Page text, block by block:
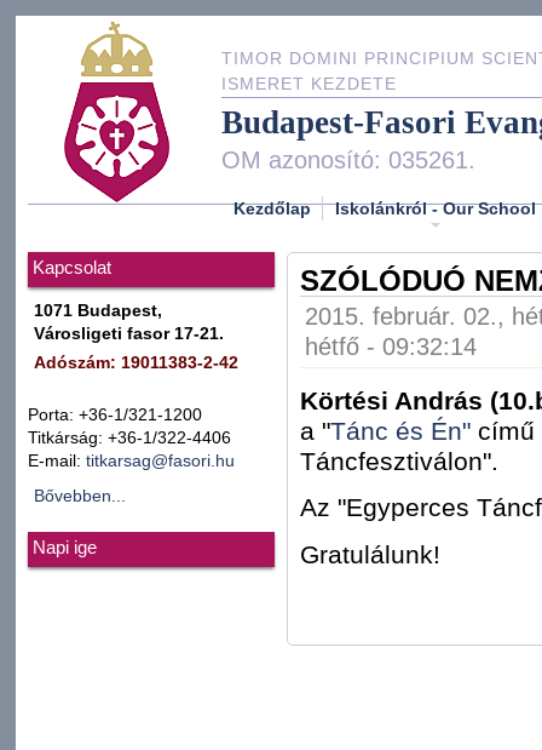
TIMOR DOMINI PRINCIPIUM
ISMERET KEZDETE
Budapest-Fasori
OM azonosító: 035261.
Kezdőlap Iskolánkról - Our School
Kapcsolat
1071 Budapest,
Városligeti fasor 17-21.
Adószám: 19011383-2-42
Porta: +36-1/321-1200
Titkárság: +36-1/322-4406
E-mail: titkarsag@fasori.hu
Bővebben...
Napi ige
SZÓLÓDUÓ
2015. február. 02.,
hétfő - 09:32:14
Körtési András
a "Tánc és Én" című
Táncfesztiválon".
Az "Egyperces
Gratulálunk!